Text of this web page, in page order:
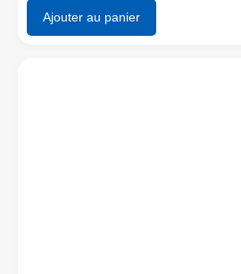
Ajouter au panier